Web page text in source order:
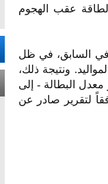
عقب الهجوم
في السابق، في ظل
ونتيجة ذلك،
البطالة - إلى
155 ألف وظيفة شهرياً قبل عامين إلى 3 أعوام، وفقاً لتقرير صادر عن